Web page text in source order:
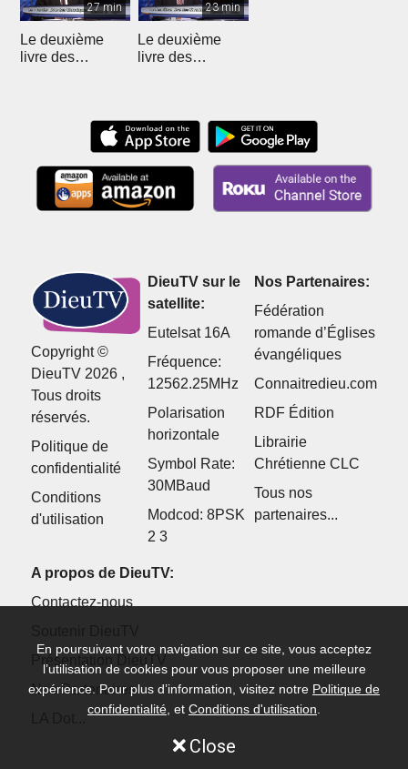
27 min
Le deuxième
livre des
23 min
Le deuxième
livre des
Copyright ©
DieuTV 2026 ,
Tous droits
réservés.
Politique de
confidentialité
Conditions
d'utilisation
DieuTV sur le
satellite:
Eutelsat 16A
Fréquence:
12562.25MHz
Polarisation
horizontale
Symbol Rate:
30MBaud
Modcod: 8PSK
2 3
Nos Partenaires:
Fédération
romande d’Églises
évangéliques
Connaitredieu.com
RDF Édition
Librairie
Chrétienne CLC
Tous nos
partenaires...
A propos de DieuTV:
Contactez-nous
Présentation DieuTV
Nos Partenaires
En poursuivant votre navigation sur ce site, vous acceptez
l’utilisation de cookies pour vous proposer une meilleure
expérience. Pour plus d’information, visitez notre Politique de
confidentialité , et Conditions d'utilisation